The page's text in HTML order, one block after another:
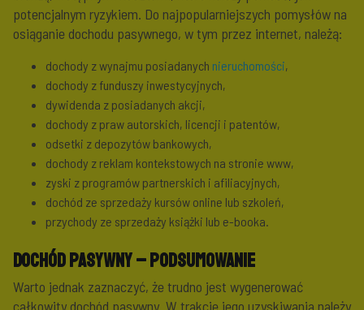
potencjalnym ryzykiem. Do najpopularniejszych pomysłów na
osiąganie dochodu pasywnego, w tym przez internet, należą:
dochody z wynajmu posiadanych nieruchomości,
dochody z funduszy inwestycyjnych,
dywidenda z posiadanych akcji,
dochody z praw autorskich, licencji i patentów,
odsetki z depozytów bankowych,
dochody z reklam kontekstowych na stronie www,
zyski z programów partnerskich i afiliacyjnych,
dochód ze sprzedaży kursów online lub szkoleń,
przychody ze sprzedaży książki lub e-booka.
Dochód pasywny – podsumowanie
Warto jednak zaznaczyć, że trudno jest wygenerować
całkowity dochód pasywny. W trakcie jego uzyskiwania należy